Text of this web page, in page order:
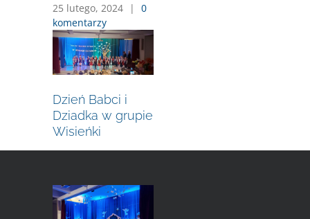
25 lutego, 2024 |
0
komentarzy
Dzień Babci i
Dziadka w grupie
Wisieńki